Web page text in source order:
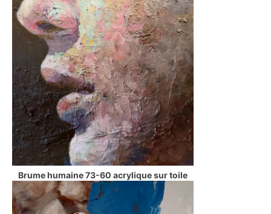
Brume humaine 73-60 acrylique sur toile